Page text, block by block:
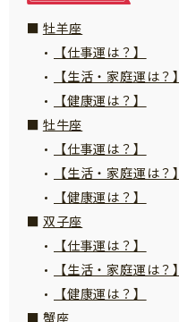
「こそだてまっぷ」とは
サイトのご利⽤にあたって
お問い合わせ
牡羊座
【仕事運は？】
【生活・家庭運は？】
【健康運は？】
牡牛座
【仕事運は？】
【生活・家庭運は？】
【健康運は？】
双子座
【仕事運は？】
【生活・家庭運は？】
【健康運は？】
蟹座